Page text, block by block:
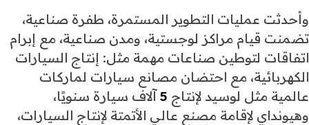
وأحدثت عمليات التطوير المستمرة، طفرة صناعية،
تضمنت قيام مراكز لوجستية، ومدن صناعية، مع إبرام
اتفاقات لتوطين صناعات مهمة مثل: إنتاج السيارات
الكهربائية، مع احتضان مصانع سيارات لماركات
عالمية مثل لوسيد لإنتاج 5آلاف سيارة سنويًا،
وهيونداي لإقامة مصنع عالي الأتمتة لإنتاج السيارات،